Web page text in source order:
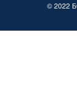
© 2022